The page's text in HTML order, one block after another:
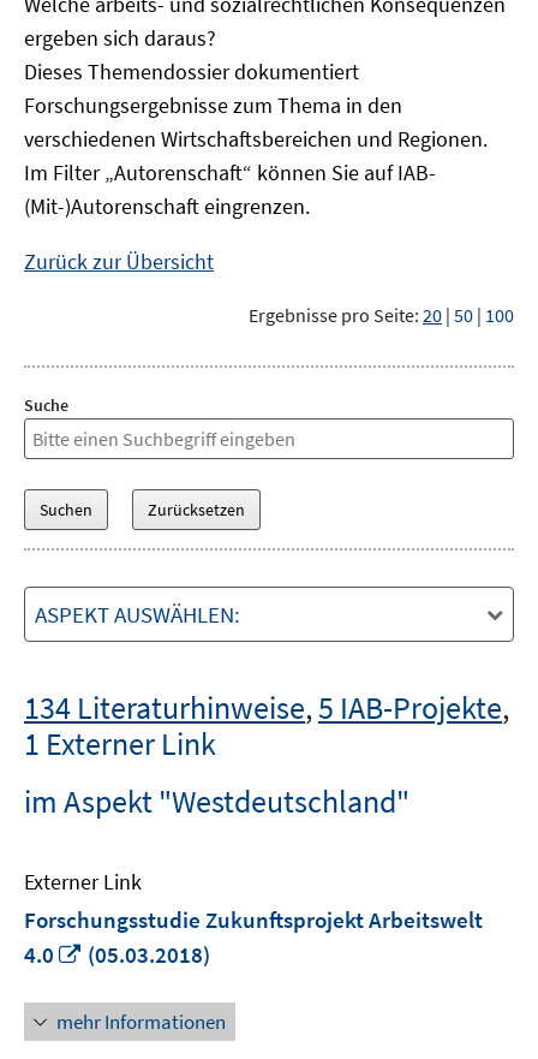
ergeben sich daraus?
Dieses Themendossier dokumentiert
Forschungsergebnisse zum Thema in den
verschiedenen Wirtschaftsbereichen und Regionen.
Im Filter „Autorenschaft“ können Sie auf IAB-
(Mit-)Autorenschaft eingrenzen.
Zurück zur Übersicht
Ergebnisse pro Seite: 20 | 50 | 100
Suche
ASPEKT AUSWÄHLEN:
134 Literaturhinweise,5 IAB-Projekte,
1 Externer Link
im Aspekt "Westdeutschland"
Externer Link
Forschungsstudie Zukunftsprojekt Arbeitswelt
4.0
In
Fenster
öffnen
(05.03.2018)
mehr Informationen